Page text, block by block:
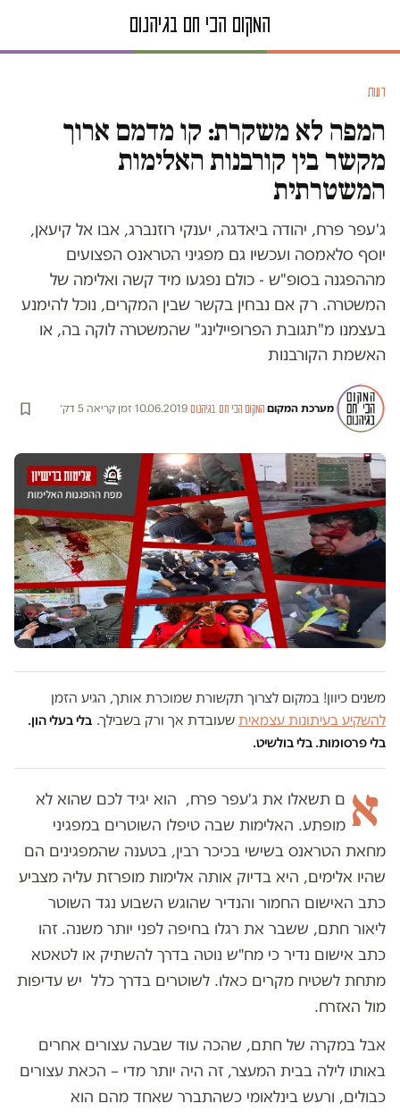
דעות
המפה לא משקרת: קו מדמם ארוך
מקשר בין קורבנות האלימות
המשטרתית
ג'עפר פרח, יהודה ביאדגה, יענקי רוזנברג, אבו אל קיעאן,
יוסף סלאמסה ועכשיו גם מפגיני הטראנס הפצועים
מההפגנה בסופ"ש - כולם נפגעו מיד קשה ואלימה של
המשטרה. רק אם נבחין בקשר שבין המקרים, נוכל להימנע
בעצמנו מ"תגובת הפרופיילינג" שהמשטרה לוקה בה, או
האשמת הקורבנות
מערכת המקום·המקום הכי חם בגיהנום·
10.06.2019
·זמן קריאה 5 דק׳
משנים כיוון! במקום לצרוך תקשורת שמוכרת אותך, הגיע הזמן
להשקיע בעיתונות עצמאית שעובדת אך ורק בשבילך. בלי בעלי הון.
בלי פרסומות. בלי בולשיט.
א ם תשאלו את ג'עפר פרח, הוא יגיד לכם שהוא לא
מופתע. האלימות שבה טיפלו השוטרים במפגיני
מחאת הטראנס בשישי בכיכר רבין, בטענה שהמפגינים הם
שהיו אלימים, היא בדיוק אותה אלימות מופרזת עליה מצביע
כתב האישום החמור והנדיר שהוגש השבוע נגד השוטר
ליאור חתם, ששבר את רגלו בחיפה לפני יותר משנה. זהו
כתב אישום נדיר כי מח"ש נוטה בדרך להשתיק או לטאטא
מתחת לשטיח מקרים כאלו. לשוטרים בדרך כלל יש עדיפות
מול האזרח.
אבל במקרה של חתם, שהכה עוד שבעה עצורים אחרים
באותו לילה בבית המעצר, זה היה יותר מדי – הכאת עצורים
כבולים, ורעש בינלאומי כשהתברר שאחד מהם הוא